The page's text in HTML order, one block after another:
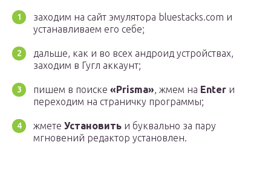
заходим на сайт эмулятора bluestacks.com и
устанавливаем его себе;
дальше, как и во всех андроид устройствах,
заходим в Гугл аккаунт;
пишем в поиске «Prisma», жмем на Enter и
переходим на страничку программы;
жмете Установить и буквально за пару
мгновений редактор установлен.